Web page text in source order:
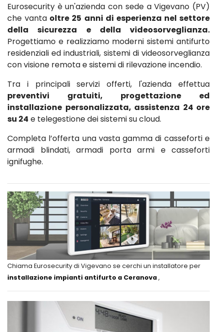
Eurosecurity è un'azienda con sede a Vigevano (PV)
che vanta oltre 25 anni di esperienza nel settore
della sicurezza e della videosorveglianza.
Progettiamo e realizziamo moderni sistemi antifurto
residenziali ed industriali, sistemi di videosorveglianza
con visione remota e sistemi di rilevazione incendio.
Tra i principali servizi offerti, l'azienda effettua
preventivi gratuiti, progettazione ed
installazione personalizzata, assistenza 24 ore
su 24 e telegestione dei sistemi su cloud.
Completa l’offerta una vasta gamma di casseforti e
armadi blindati, armadi porta armi e casseforti
ignifughe.
Chiama Eurosecurity di Vigevano se cerchi un installatore per
installazione impianti antifurto a Ceranova,